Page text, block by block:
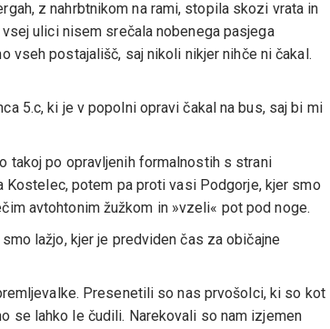
z nahrbtnikom na rami, stopila skozi vrata in
ulici nisem srečala nobenega pasjega
vseh postajališč, saj nikoli nikjer nihče ni čakal.
5.c, ki je v popolni opravi čakal na bus, saj bi mi
takoj po opravljenih formalnostih s strani
potem pa proti vasi Podgorje, kjer smo
avtohtonim žužkom in »vzeli« pot pod noge.
lažjo, kjer je predviden čas za običajne
Presenetili so nas prvošolci, ki so kot
se lahko le čudili. Narekovali so nam izjemen